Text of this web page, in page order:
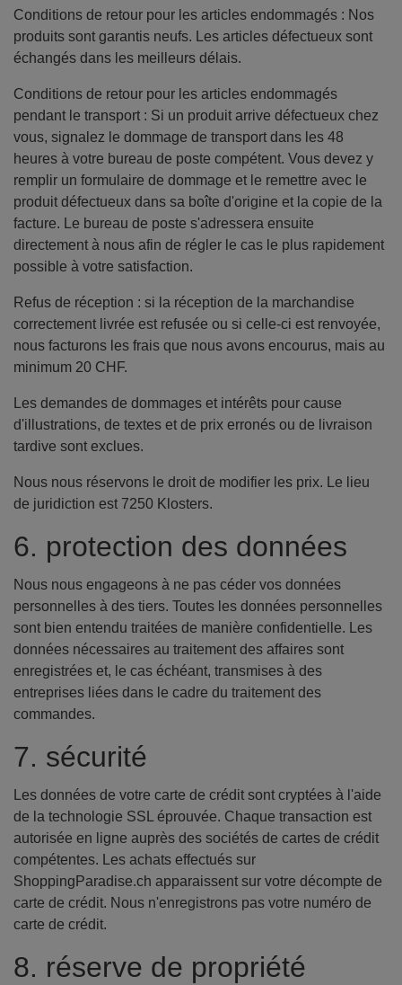
Conditions de retour pour les articles endommagés : Nos
produits sont garantis neufs. Les articles défectueux sont
échangés dans les meilleurs délais.
Conditions de retour pour les articles endommagés
pendant le transport : Si un produit arrive défectueux chez
vous, signalez le dommage de transport dans les 48
heures à votre bureau de poste compétent. Vous devez y
remplir un formulaire de dommage et le remettre avec le
produit défectueux dans sa boîte d'origine et la copie de la
facture. Le bureau de poste s'adressera ensuite
directement à nous afin de régler le cas le plus rapidement
possible à votre satisfaction.
Refus de réception : si la réception de la marchandise
correctement livrée est refusée ou si celle-ci est renvoyée,
nous facturons les frais que nous avons encourus, mais au
minimum 20 CHF.
Les demandes de dommages et intérêts pour cause
d'illustrations, de textes et de prix erronés ou de livraison
tardive sont exclues.
Nous nous réservons le droit de modifier les prix. Le lieu
de juridiction est 7250 Klosters.
6. protection des données
Nous nous engageons à ne pas céder vos données
personnelles à des tiers. Toutes les données personnelles
sont bien entendu traitées de manière confidentielle. Les
données nécessaires au traitement des affaires sont
enregistrées et, le cas échéant, transmises à des
entreprises liées dans le cadre du traitement des
commandes.
7. sécurité
Les données de votre carte de crédit sont cryptées à l'aide
de la technologie SSL éprouvée. Chaque transaction est
autorisée en ligne auprès des sociétés de cartes de crédit
compétentes. Les achats effectués sur
ShoppingParadise.ch apparaissent sur votre décompte de
carte de crédit. Nous n'enregistrons pas votre numéro de
carte de crédit.
8. réserve de propriété